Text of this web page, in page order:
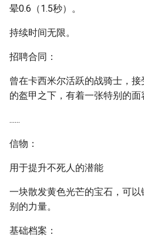
晕0.6（1.5秒）。
持续时间无限。
招聘合同：
曾在卡西米尔活跃的战骑士，
的盔甲之下，有着一张特别的面
......
信物：
用于提升不死人的潜能
一块散发黄色光芒的宝石，可
别的力量。
基础档案：